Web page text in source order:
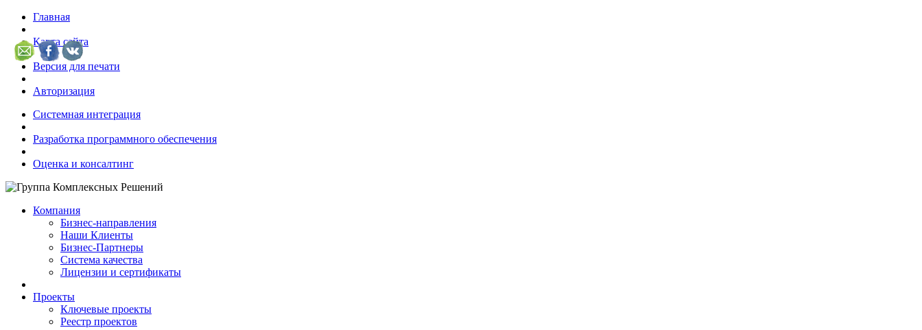
Главная
Карта сайта
Версия для печати
Авторизация
Системная интеграция
Разработка программного обеспечения
Оценка и консалтинг
Компания
Бизнес-направления
Наши Клиенты
Бизнес-Партнеры
Система качества
Лицензии и сертификаты
Проекты
Ключевые проекты
Реестр проектов